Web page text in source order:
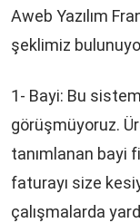
Aweb Yazılım
şeklimiz
1- Bayi: Bu
görüşmüyoruz.
tanımlanan bayi
faturayı size
çalışmalarda